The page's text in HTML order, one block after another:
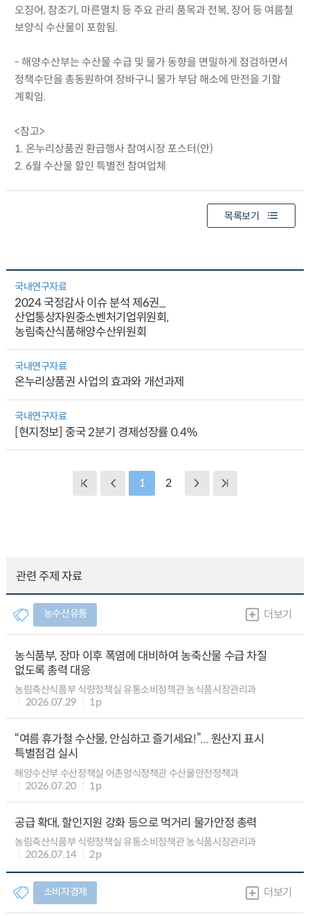
오징어, 참조기, 마른멸치 등 주요 관리 품목과 전복, 장어 등 여름철
보양식 수산물이 포함됨.
- 해양수산부는 수산물 수급 및 물가 동향을 면밀하게 점검하면서
정책수단을 총동원하여 장바구니 물가 부담 해소에 만전을 기할
계획임.
<참고>
1. 온누리상품권 환급행사 참여시장 포스터(안)
2. 6월 수산물 할인 특별전 참여업체
목록보기
국내연구자료
2024 국정감사 이슈 분석 제6권_
산업통상자원중소벤처기업위원회,
농림축산식품해양수산위원회
국내연구자료
온누리상품권 사업의 효과와 개선과제
국내연구자료
[현지정보] 중국 2분기 경제성장률 0.4%
1 2
관련 주제 자료
농수산유통 더보기
농식품부, 장마 이후 폭염에 대비하여 농축산물 수급 차질
없도록 총력 대응
농림축산식품부 식량정책실 유통소비정책관 농식품시장관리과
2026.07.29
1p
“여름 휴가철 수산물, 안심하고 즐기세요!”... 원산지 표시
특별점검 실시
해양수산부 수산정책실 어촌양식정책관 수산물안전정책과
2026.07.20
1p
공급 확대, 할인지원 강화 등으로 먹거리 물가안정 총력
농림축산식품부 식량정책실 유통소비정책관 농식품시장관리과
2026.07.14
2p
소비자경제 더보기